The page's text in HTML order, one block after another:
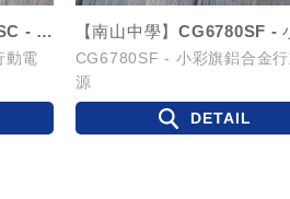
【三民高中】CG5200CA-SC - 經典卡片行動電源
動電
CG6780SF - 小彩旗鋁合金行
源
DETAIL